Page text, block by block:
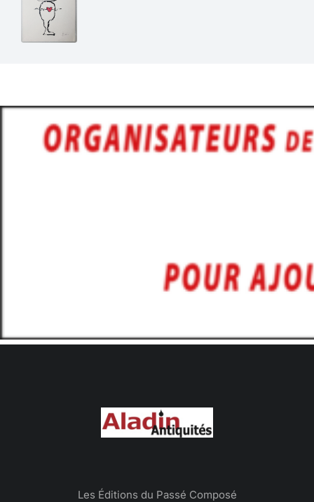
Les Éditions du Passé Composé